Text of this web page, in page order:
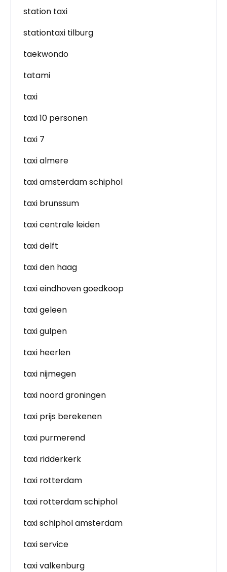
station taxi
stationtaxi tilburg
taekwondo
tatami
taxi
taxi 10 personen
taxi 7
taxi almere
taxi amsterdam schiphol
taxi brunssum
taxi centrale leiden
taxi delft
taxi den haag
taxi eindhoven goedkoop
taxi geleen
taxi gulpen
taxi heerlen
taxi nijmegen
taxi noord groningen
taxi prijs berekenen
taxi purmerend
taxi ridderkerk
taxi rotterdam
taxi rotterdam schiphol
taxi schiphol amsterdam
taxi service
taxi valkenburg